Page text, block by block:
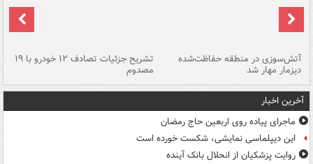
آتش‌سوزی در منطقه حفاظت‌شده
دیزمار مهار شد
تشریح جزئیات تصادف ۱۲ خودرو با ۱۹
مصدوم
آخرین اخبار
ماجرای پیاده روی اربعین حاج رمضان
این دیپلماسی نمایشی، شکست خورده است
روایت پزشکیان از انحلال بانک آینده